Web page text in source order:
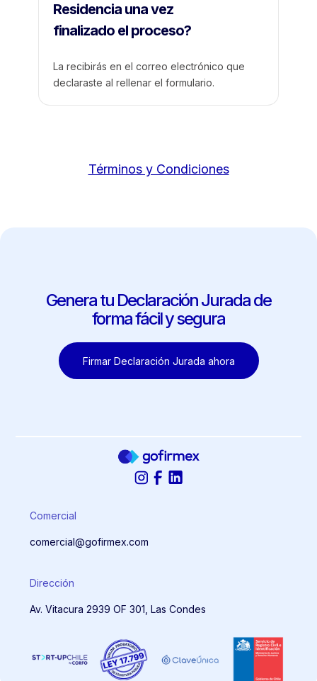
Residencia una vez
finalizado el proceso?
La recibirás en el correo electrónico que
declaraste al rellenar el formulario.
Términos y Condiciones
Genera tu Declaración Jurada de
forma fácil y segura
Firmar Declaración Jurada ahora
Comercial
comercial@gofirmex.com
Dirección
Av. Vitacura 2939 OF 301, Las Condes